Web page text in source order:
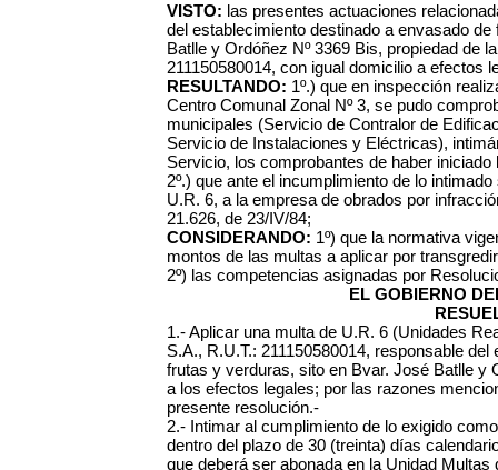
VISTO: las presentes actuaciones
del establecimiento destinado a envasado
Batlle y Ordóñez Nº 3369 Bis, propiedad de
211150580014, con igual domicilio a efectos
RESULTANDO: 1º.) que en inspección
Centro Comunal Zonal Nº 3, se pudo
municipales (Servicio de Contralor de
Servicio de Instalaciones y Eléctricas),
Servicio, los comprobantes de haber
2º.) que ante el incumplimiento de lo
U.R. 6, a la empresa de obrados por
21.626, de 23/IV/84;
CONSIDERANDO: 1º) que la normativa
montos de las multas a aplicar por
2º) las competencias asignadas por
EL GOBIERNO
1.- Aplicar una multa de U.R. 6 (Unidades
S.A., R.U.T.: 211150580014, responsable
frutas y verduras, sito en Bvar. José Batlle y
a los efectos legales; por las razones
presente resolución.-
2.- Intimar al cumplimiento de lo exigido
dentro del plazo de 30 (treinta) días
que deberá ser abonada en la Unidad